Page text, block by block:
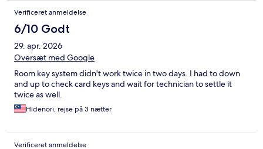
Verificeret anmeldelse
6/10 Godt
29. apr. 2026
Oversæt med Google
Room key system didn't work twice in two days. I had to down
and up to check card keys and wait for technician to settle it
twice as well.
Hidenori, rejse på 3 nætter
Verificeret anmeldelse